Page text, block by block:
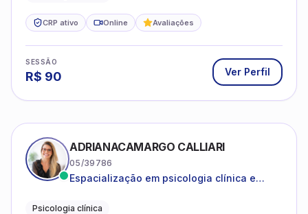
CRP ativo Online Avaliações
SESSÃO
R$ 90 Ver Perfil
ADRIANACAMARGO CALLIARI
05/39786
Espacialização em psicologia clínica e
Psicologia clínica